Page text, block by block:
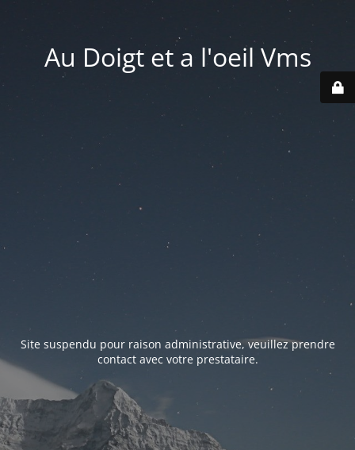
Au Doigt et a l'oeil Vms
Site suspendu pour raison administrative, veuillez prendre
contact avec votre prestataire.